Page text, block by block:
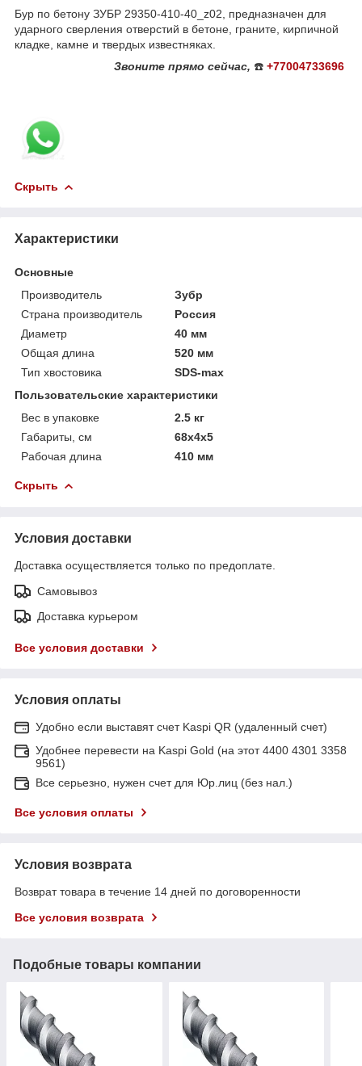
Бур по бетону ЗУБР 29350-410-40_z02, предназначен для
ударного сверления отверстий в бетоне, граните, кирпичной
кладке, камне и твердых известняках.
Звоните прямо сейчас, ☎️ +77004733696
Скрыть
Характеристики
Основные
Производитель
Зубр
Страна производитель
Россия
Диаметр
40 мм
Общая длина
520 мм
Тип хвостовика
SDS-max
Пользовательские характеристики
Вес в упаковке
2.5 кг
Габариты, см
68х4х5
Рабочая длина
410 мм
Скрыть
Условия доставки
Доставка осуществляется только по предоплате.
Самовывоз
Доставка курьером
Все условия доставки
Условия оплаты
Удобно если выставят счет Kaspi QR (удаленный счет)
Удобнее перевести на Kaspi Gold (на этот 4400 4301 3358
9561)
Все серьезно, нужен счет для Юр.лиц (без нал.)
Все условия оплаты
Условия возврата
Возврат товара в течение 14 дней по договоренности
Все условия возврата
Подобные товары компании